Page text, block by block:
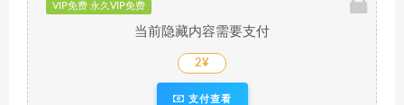
VIP免费 永久VIP免费
当前隐藏内容需要支付
2¥
支付查看